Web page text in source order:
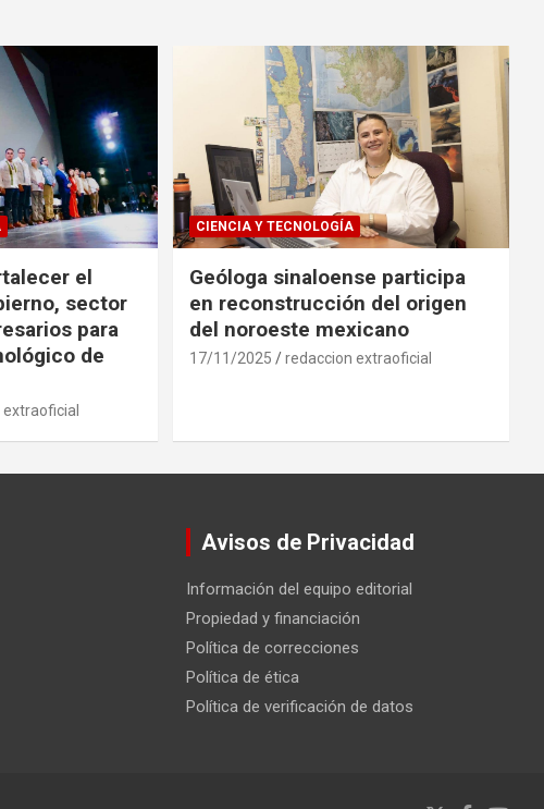
el
sector
para
de
CIENCIA Y TECNOLOGÍA
Geóloga sinaloense participa
en reconstrucción del origen
del noroeste mexicano
17/11/2025 redaccion extraoficial
Avisos de Privacidad
Información del equipo editorial
Propiedad y financiación
Política de correcciones
Política de ética
Política de verificación de datos